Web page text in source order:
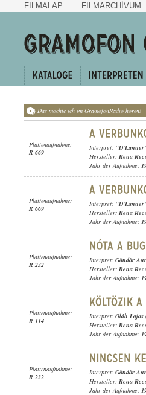
FILMALAP FILMARCHÍVUM
Das möchte ich im GramofonRadio hören!
Plattenaufnahme:
R 669
Interpret:
Hersteller: Rena
Jahr der Aufnahme:
Plattenaufnahme:
R 669
Interpret:
Hersteller: Rena
Jahr der Aufnahme:
Plattenaufnahme:
R 232
Interpret: Göndör
Hersteller: Rena
Jahr der Aufnahme:
Plattenaufnahme:
R 114
Interpret: Oláh Lajos
Hersteller: Rena
Jahr der Aufnahme:
Plattenaufnahme:
R 232
Interpret: Göndör
Hersteller: Rena
Jahr der Aufnahme: